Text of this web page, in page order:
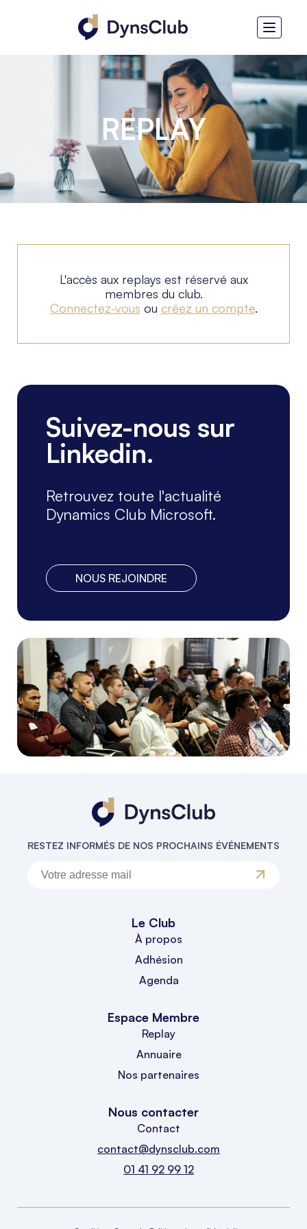
REPLAY
L'accès aux replays est réservé aux
membres du club.
Connectez-vous ou créez un compte.
Suivez-nous sur
Linkedin.
Retrouvez toute l'actualité
Dynamics Club Microsoft.
NOUS REJOINDRE
RESTEZ INFORMÉS DE NOS PROCHAINS ÉVÉNEMENTS
Le Club
À propos
Adhésion
Agenda
Espace Membre
Replay
Annuaire
Nos partenaires
Nous contacter
Contact
contact@dynsclub.com
01 41 92 99 12